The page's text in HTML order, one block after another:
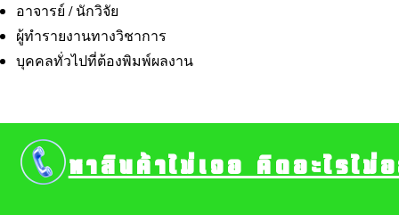
อาจารย์ / นักวิจัย
ผู้ทำรายงานทางวิชาการ
บุคคลทั่วไปที่ต้องพิมพ์ผลงาน
หาสินค้าไม่เจอ คิดอะไรไ